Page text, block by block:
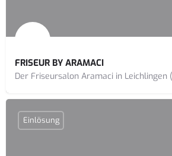
FRISEUR BY ARAMACI
Einlösung